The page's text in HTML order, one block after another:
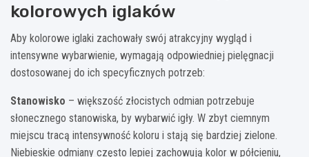
kolorowych iglaków
Aby kolorowe iglaki zachowały swój atrakcyjny wygląd i
intensywne wybarwienie, wymagają odpowiedniej pielęgnacji
dostosowanej do ich specyficznych potrzeb:
Stanowisko – większość złocistych odmian potrzebuje
słonecznego stanowiska, by wybarwić igły. W zbyt ciemnym
miejscu tracą intensywność koloru i stają się bardziej zielone.
Niebieskie odmiany często lepiej zachowują kolor w półcieniu,